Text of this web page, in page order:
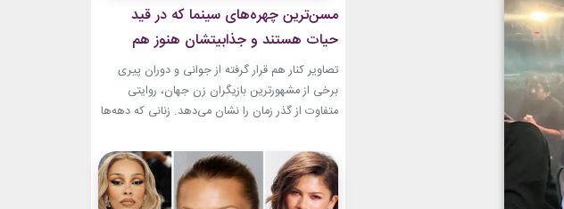
مسن‌ترین چهره‌های سینما که در قید
حیات هستند و جذابیتشان هنوز هم
باقیست!
تصاویر کنار هم قرار گرفته از جوانی و دوران پیری
برخی از مشهورترین بازیگران زن جهان، روایتی
متفاوت از گذر زمان را نشان می‌دهد. زنانی که دهه‌ها
و میراث هنری خود الهام‌بخش هستند. بازیگران زن
مسن سینما ثابت کرده‌اند که جذابیت واقعی تنها به
سال‌های جوانی محدود...